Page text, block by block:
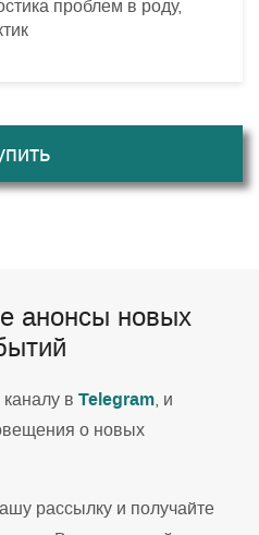
проблем в роду,
анонсы новых
в Telegram, и
о новых
рассылку и получайте